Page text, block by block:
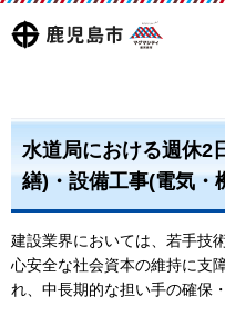
鹿児島
マグ
マシ
島市
水道局における週休2
繕)・設備工事(電気・
建設業界においては、若手技
心安全な社会資本の維持に支
れ、中長期的な担い手の確保